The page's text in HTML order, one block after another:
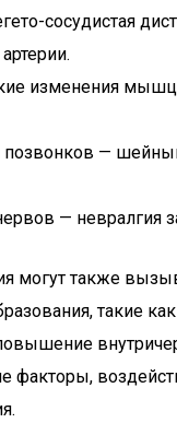
сосудистая
изменения
—
— невралгия
могут также
такие
факторы,